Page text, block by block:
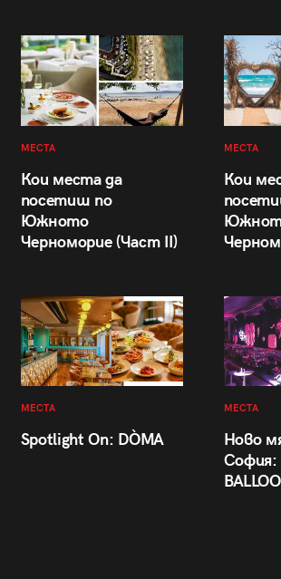
МЕСТА
Кои места да
посетиш по
Южното
Черноморие (Част II)
МЕСТА
Кои
МЕСТА
Spotlight On: DÒMA
МЕСТА
Ново
София: